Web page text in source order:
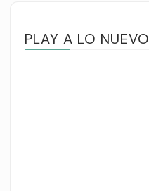
PLAY A LO NUEVO